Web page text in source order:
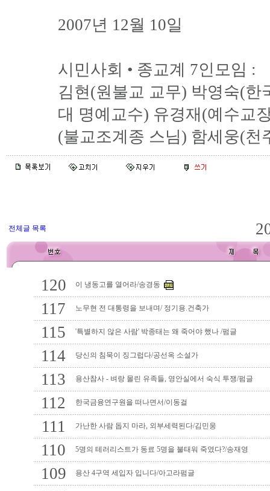
2007년 12월 10일
시민사회 • 종교계 7인모임 :
김현(원불교 교무) 박영숙(
대 명예교수) 유경재(예수교
(불교조계종 스님) 함세웅(천
전체글 목록
120 이 냉동고를 열어라/송경동
117 노무현 전 대통령을 보내며/ 정기용.건축가
115 '특별하지 않은 사람' 박종태는 왜 죽어야 했나 /펌글
114 당신의 침묵이 징그럽다/공선옥 소설가
113 용산참사 - 벼랑 몰린 유족들, 영안실에서 숙식 투쟁/펌글
112 한국금융연구원을 떠나면서/이동걸
111 가난한 사람 돕지 마라, 외부세력된다/김민웅
110 5명의 테러리스트가 동료 5명을 불태워 죽였다?/송재영
109 용산 4구역 세입자 입니다/아고라펌글